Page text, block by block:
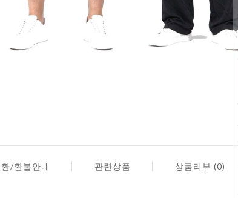
/환불안내 관련상품 상품리뷰 (0)